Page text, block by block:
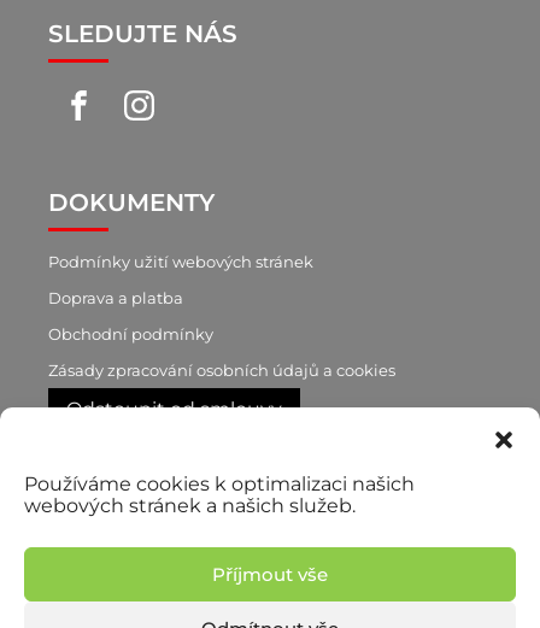
Používáme cookies k optimalizaci našich
webových stránek a našich služeb.
Příjmout vše
SLEDUJTE NÁS
DOKUMENTY
Podmínky užití webových stránek
Doprava a platba
Obchodní podmínky
Zásady zpracování osobních údajů a cookies
Odstoupit od smlouvy
RYCHLÝ KONTAKT
+420 603 188 870
+420 777 722 760 p. Pilař, obchodní zástupce